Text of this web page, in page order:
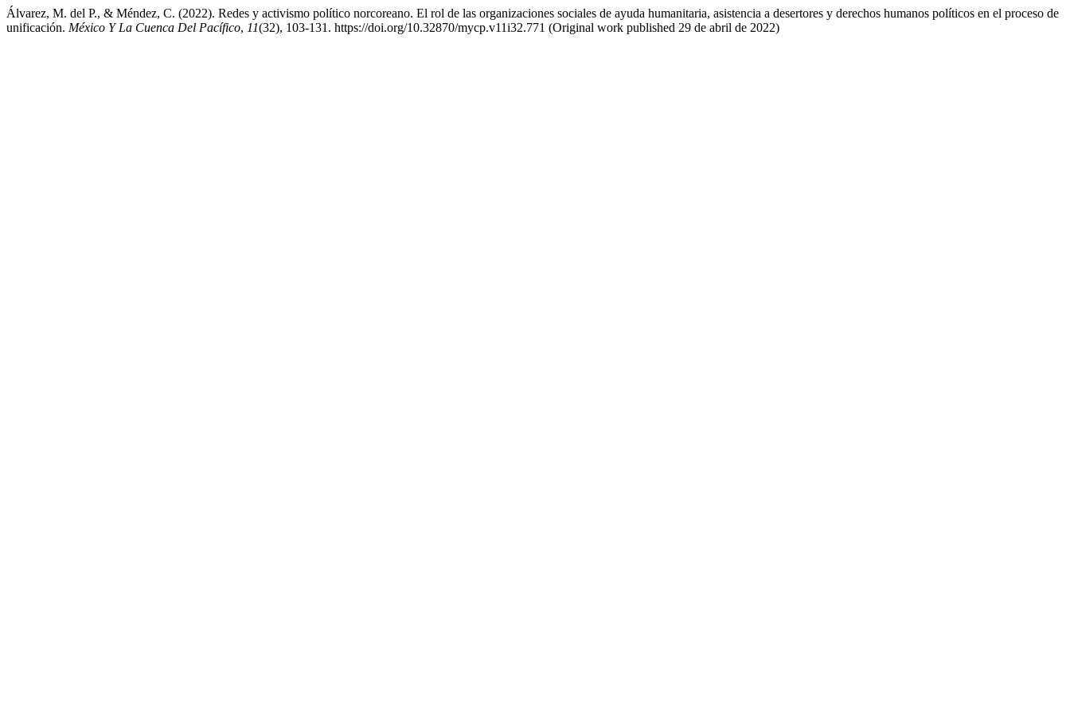
Álvarez, M. del P., & Méndez, C. (2022). Redes y activismo político norcoreano. El rol de las organizaciones sociales de ayuda humanitaria, asistencia a desertores y derechos humanos políticos en el proceso de
unificación. México Y La Cuenca Del Pacífico, 11(32), 103-131. https://doi.org/10.32870/mycp.v11i32.771 (Original work published 29 de abril de 2022)